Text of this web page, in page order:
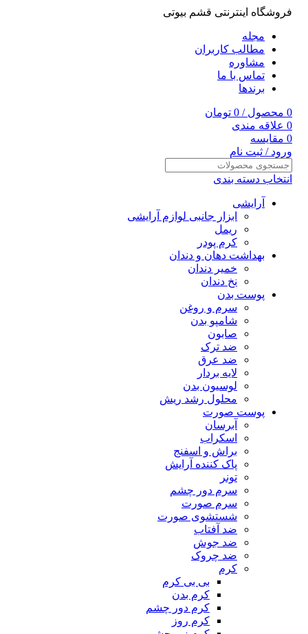
فروشگاه اینترنتی قشم بیوتی
مجله
مطالب کاربران
مشاوره
تماس با ما
برندها
0 محصول /
0 تومان
0 علاقه مندی
0 مقایسه
ورود / ثبت نام
انتخاب دسته بندی
آرایشی
ابزار جانبی لوازم آرایشی
ریمل
کرم پودر
بهداشت دهان و دندان
خمیر دندان
نخ دندان
پوست بدن
سرم و روغن
شامپو بدن
صابون
ضد ترک
ضد عرق
لایه بردار
لوسیون بدن
محلول رشد ریش
پوست صورت
آبرسان
اسکراب
براش و اسفنج
پاک کننده آرایش
تونر
سرم دور چشم
سرم صورت
شستشوی صورت
ضد آفتاب
ضد جوش
ضد چروک
کرم
بی بی کرم
کرم بدن
کرم دور چشم
کرم روز